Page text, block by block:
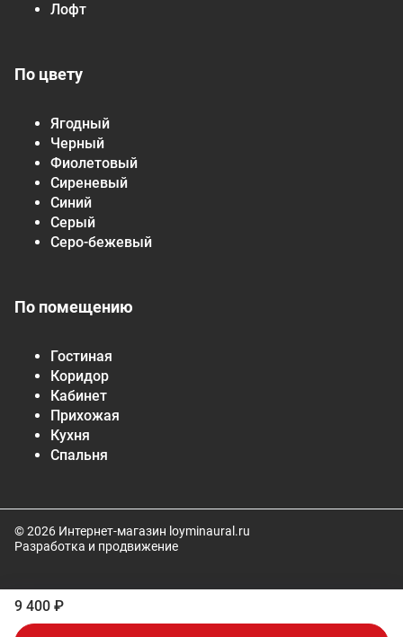
9 400 ₽
Лофт
По цвету
Ягодный
Черный
Фиолетовый
Сиреневый
Синий
Серый
Серо-бежевый
По помещению
Гостиная
Коридор
Кабинет
Прихожая
Кухня
Спальня
© 2026 Интернет-магазин loyminaural.ru
Разработка и продвижение